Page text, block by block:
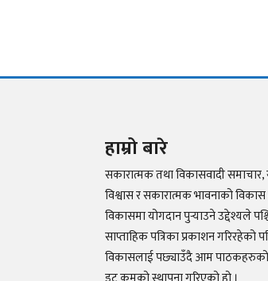
हाम्रो बारे
सकारात्मक तथा विकासवादी
विश्वास र सकारात्मक भावनाको
विकासमा योगदान पुर्‍याउने उद्देश्यले
साप्ताहिक पत्रिका प्रकाशन गरिरहेको
विकासलाई पछ्याउँदै आम